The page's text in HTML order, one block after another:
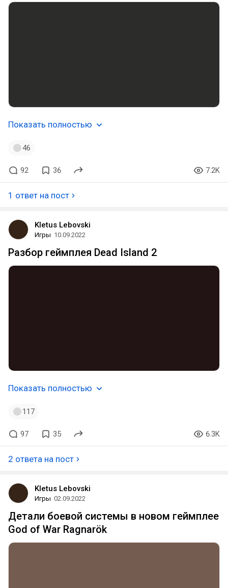
Показать полностью
46
92 36 7.2K
1 ответ на пост
Kletus Lebovski
Игры 10.09.2022
Разбор геймплея Dead Island 2
Показать полностью
117
97 35 6.3K
2 ответа на пост
Kletus Lebovski
Игры 02.09.2022
Детали боевой системы в новом геймплее
God of War Ragnarök